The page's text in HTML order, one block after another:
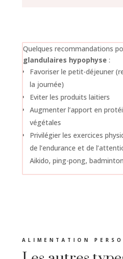
Quelques recommandations
glandulaires hypophyse :
Favoriser le petit-déjeuner
la journée)
Eviter les produits laitiers
Augmenter l’apport en
végétales
Privilégier les exercices
de l’endurance et de
Aikido, ping-pong,
ALIMENTATION